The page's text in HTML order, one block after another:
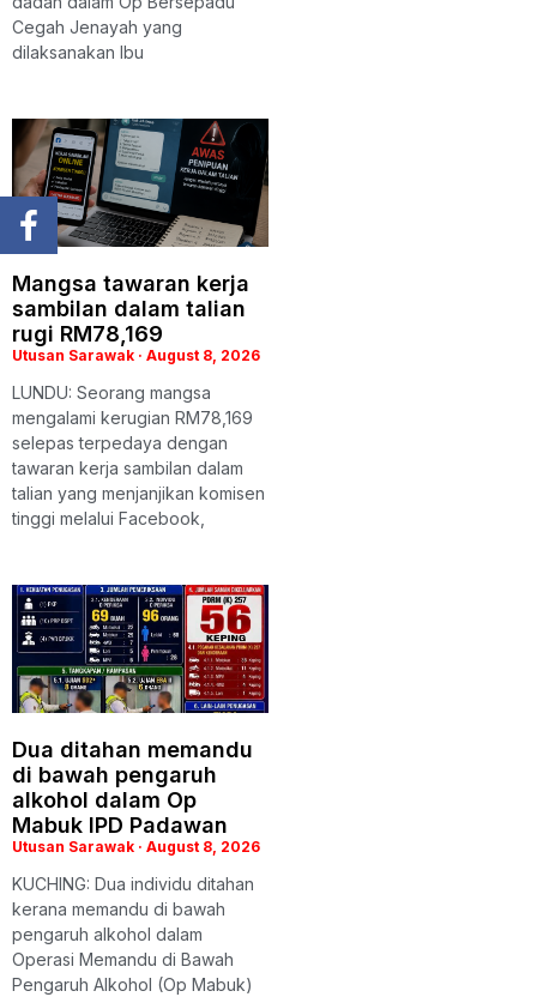
Cegah Jenayah yang
dilaksanakan Ibu
Mangsa tawaran kerja
sambilan dalam talian
rugi RM78,169
Utusan Sarawak August 8, 2026
LUNDU: Seorang mangsa
mengalami kerugian RM78,169
selepas terpedaya dengan
tawaran kerja sambilan dalam
talian yang menjanjikan komisen
tinggi melalui Facebook,
Dua ditahan memandu
di bawah pengaruh
alkohol dalam Op
Mabuk IPD Padawan
Utusan Sarawak August 8, 2026
KUCHING: Dua individu ditahan
kerana memandu di bawah
pengaruh alkohol dalam
Operasi Memandu di Bawah
Pengaruh Alkohol (Op Mabuk)